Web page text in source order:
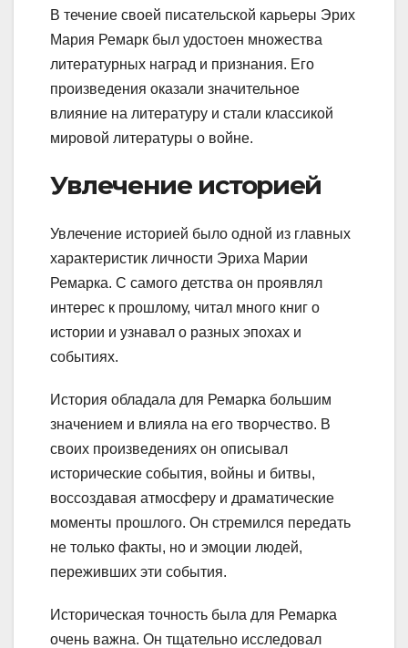
В течение своей писательской карьеры Эрих
Мария Ремарк был удостоен множества
литературных наград и признания. Его
произведения оказали значительное
влияние на литературу и стали классикой
мировой литературы о войне.
Увлечение историей
Увлечение историей было одной из главных
характеристик личности Эриха Марии
Ремарка. С самого детства он проявлял
интерес к прошлому, читал много книг о
истории и узнавал о разных эпохах и
событиях.
История обладала для Ремарка большим
значением и влияла на его творчество. В
своих произведениях он описывал
исторические события, войны и битвы,
воссоздавая атмосферу и драматические
моменты прошлого. Он стремился передать
не только факты, но и эмоции людей,
переживших эти события.
Историческая точность была для Ремарка
очень важна. Он тщательно исследовал